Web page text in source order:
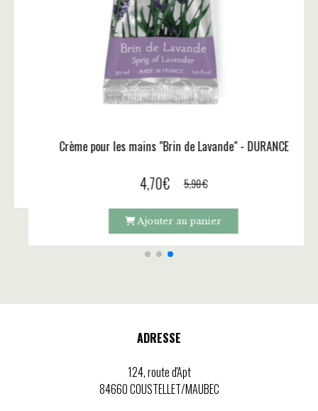
Crème pour les mains "Pétillante Verveine" -
ADRESSE
124, route d'Apt
84660 COUSTELLET/MAUBEC